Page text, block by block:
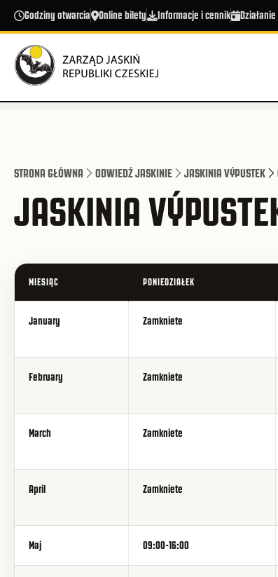
Przejdź do treści
Godziny otwarcia Online bilety Informacje i cennik Działanie
STRONA GŁÓWNA ODWIEDŹ JASKINIE JASKINIA VÝPUSTEK
JASKINIA
MIESIĄC PONIEDZIAŁEK
January Zamkniete
February Zamkniete
March Zamkniete
April Zamkniete
Maj 09:00-16:00